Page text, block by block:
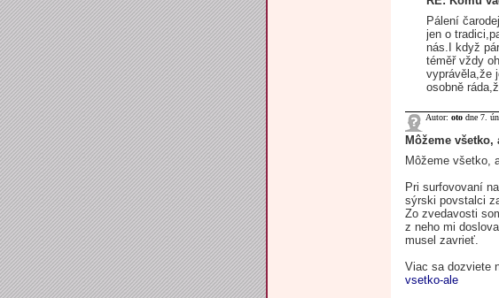
Pálení
jen o
nás.I když
téměř vždy
vyprávěla,že
osobně
Autor: oto dne 7.
Môžeme všetko,
Môžeme všetko,
Pri surfovovaní
sýrski povstalci
Zo zvedavosti
z neho mi
musel zavrieť.
Viac sa dozviete
vsetko-ale